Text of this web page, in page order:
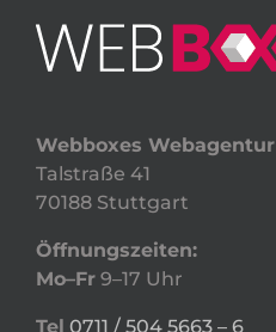
Webboxes Webagentur
Talstraße 41
70188 Stuttgart
Öffnungszeiten:
Mo–Fr 9–17 Uhr
Tel 0711 / 504 5663 – 6